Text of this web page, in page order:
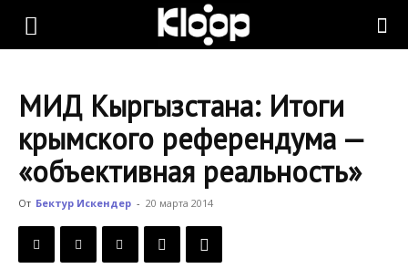
KLOOP.KG
Новости
Кыргызстана
МИД Кыргызстана: Итоги
крымского референдума —
«объективная реальность»
От Бектур Искендер - 20 марта 2014